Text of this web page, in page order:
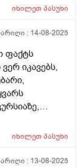
იხილეთპასუხი
: 14-08-2025
ფაქტს
იკავებს,
იხილეთპასუხი
: 13-08-2025